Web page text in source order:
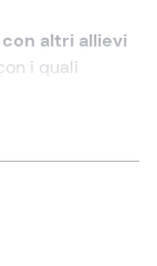
altri allievi
i quali
ilcorso da 6